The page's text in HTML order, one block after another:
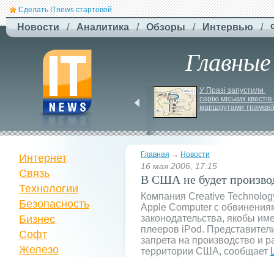
Сделать ITnews стартовой
Новости / Аналитика / Обзоры / Интервью /
виробництво ракет для
Patriot
У Празі запустили
серію міських квестів
маршрутами
Главная → Новости
16 мая 2006, 17:15
В США не будет
Компания Creative
Apple Computer с
законодательства, якобы
плееров iPod.
запрета на производство и
территории США, сообщает
Интернет
Связь
Технологии
Безопасность
Бизнес
Софт
Железо